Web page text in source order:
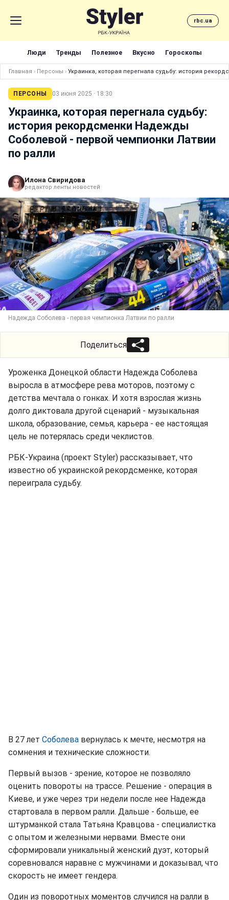
rbc.ua
Люди Тренды Полезное Вкусно Гороскопы
Главная › Персоны › Украинка, которая перегнала судьбу: история
ПЕРСОНЫ 03 июня 2025 · 18:30
Украинка, которая перегнала судьбу:
история рекордсменки Надежды
Соболевой - первой чемпионки Латвии
по ралли
Илона Свиридова
редактор ленты новостей
Надежда Соболева - первая чемпионка Латвии по ралли
Поделиться
Уроженка Донецкой области Надежда Соболева
выросла в атмосфере рева моторов, поэтому с
детства мечтала о гонках. И хотя взрослая жизнь
долго диктовала другой сценарий - музыкальная
школа, образование, семья, карьера - ее настоящая
цель не потерялась среди чеклистов.
РБК-Украина (проект Styler) рассказывает, что
известно об украинской рекордсменке, которая
переиграла судьбу.
В 27 лет Соболева вернулась к мечте, несмотря на
сомнения и технические сложности.
Первый вызов - зрение, которое не позволяло
оценить повороты на трассе. Решение - операция в
Киеве, и уже через три недели после нее Надежда
стартовала в первом ралли. Дальше - больше, ее
штурманкой стала Татьяна Кравцова - специалистка
с опытом и железными нервами. Вместе они
сформировали уникальный женский дуэт, который
соревновался наравне с мужчинами и доказывал, что
скорость не имеет гендера.
Один из поворотных моментов случился на ралли в